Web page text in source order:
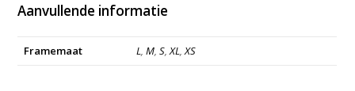
Aanvullende informatie
Framemaat L,M,S,XL,XS